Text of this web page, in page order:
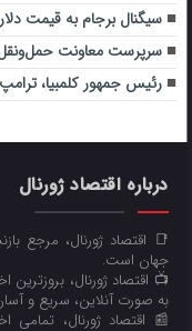
سیگنال برجام به قیمت
سرپرست معاونت
رئیس جمهور کلمبیا،
درباره اقتصاد ژورنال
📑 اقتصاد ژورنال، مرجع
جهان است.
📺 اقتصاد ژورنال،
به صورت آنلاین، سریع و
📰 اقتصاد ژورنال، تمامی